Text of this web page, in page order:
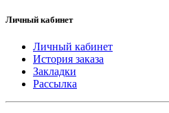
Личный кабинет
Личный кабинет
История заказа
Закладки
Рассылка